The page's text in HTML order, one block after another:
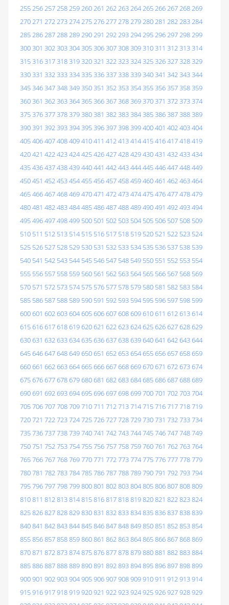
255256257258259260261 262263264265266267268269
270271 272273274275276277278279280281 282283284
285286287288289290291 292293294295296297298299
300301 302303304305306307308309310311 312313314
315316317318319320321 322323324325326327328329
330331 332333334335336337338339340341 342343344
345346347348349350351 352353354355356357358359
360361 362363364365366367368369370371 372373374
375376377378379380381 382383384385386387388389
390391 392393394395396397398399400401 402403404
405406407408409410411 412413414415416417418419
420421 422423424425426427428429430431 432433434
435436437438439440441 442443444445446447448449
450451 452453454455456457458459460461 462463464
465466467468469470471 472473474475476477478479
480481 482483484485486487488489490491 492493494
495496497498499 500 501 502 503 504 505 506 507 508 509
510 511 512 513 514 515 516 517 518 519 520 521 522 523 524
525 526 527 528 529 530 531 532 533 534 535 536 537 538 539
540 541 542 543 544 545 546 547 548 549 550 551 552 553 554
555 556 557 558 559 560 561 562 563 564 565 566 567 568 569
570 571 572 573 574 575 576 577 578 579 580 581 582 583 584
585 586 587 588 589 590 591 592 593 594 595 596 597 598 599
600601 602603604605606607608609610611 612613614
615616617618619620621 622623624625626627628629
630631 632633634635636637638639640641 642643644
645646647648649650651 652653654655656657658659
660661 662663664665666667668669670671 672673674
675676677678679680681 682683684685686687688689
690691 692693694695696697698699700701 702703704
705706707708709710711 712713714715716717718719
720721 722723724725726727728729730731 732733734
735736737738739740741 742743744745746747748749
750751 752753754755756757758759760761 762763764
765766767768769770771 772773774775776777778779
780781 782783784785786787788789790791 792793794
795796797798799800801 802803804805806807808809
810811 812813814815816817818819820821 822823824
825826827828829830831 832833834835836837838839
840841 842843844845846847848849850851 852853854
855856857858859860861 862863864865866867868869
870871 872873874875876877878879880881 882883884
885886887888889890891 892893894895896897898899
900901 902903904905906907908909910911 912913914
915916917918919920921 922923924925926927928929